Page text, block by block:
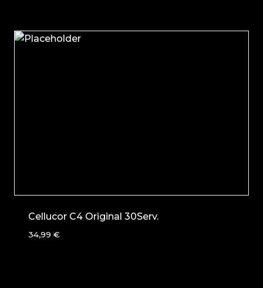
Cellucor C4 Original 30Serv.
34,99 €